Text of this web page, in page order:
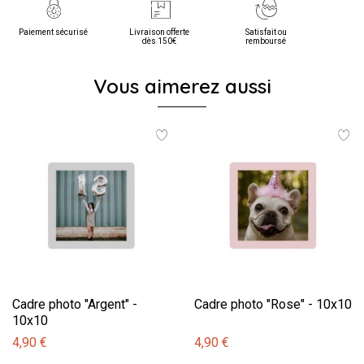
Paiement sécurisé
Livraison offerte
dès 150€
Satisfait ou
remboursé
Vous aimerez aussi
Cadre photo "Argent" -
10x10
4,90 €
Cadre photo "Rose" - 10x10
4,90 €